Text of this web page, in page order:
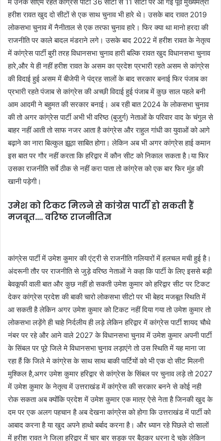
हरीश रावत खुद दो सीटों से एक साथ चुनाव भी हारे थे। उसके बाद रावत 2019
लोकसभा चुनाव में नैनीताल से एक तरफा चुनाव हारे। फिर क्या था मानो हरदा की
राजनीति पर काले बादल मंडराने लगे। उसके बाद 2022 में हरीश रावत के नेतृत्व
में कांग्रेस पार्टी बुरी तरह विधानसभा चुनाव हारी बल्कि रावत खुद विधानसभा चुनाव
हारे,और ये ही नहीं हरीश रावत के असम का प्रदेश प्रभारी रहते असम से कांग्रेस
की विदाई हुई असम में बीजेपी ने पंद्रह सालों के बाद सरकार बनाई फिर पंजाब का
प्रभारी रहते पंजाब से कांग्रेस की अच्छी विदाई हुई पंजाब में कुछ साल पहले बनी
आम आदमी ने बहुमत की सरकार बनाई। अब रही बात 2024 के लोकसभा चुनाव
की तो अगर कांग्रेस पार्टी अभी भी वरिष्ठ (बुजुर्ग) नेताओं के परिवार वाद के चंगुल से
बाहर नहीं आती तो साफ नजर आता है कांग्रेस और राहुल गांधी का युवाओं को आगे
बढ़ाने का नारा बिल्कुल झूठा साबित होगा। लेकिन अब भी अगर कांग्रेस हाई कमान
इस बात पर गौर नहीं करता कि हरिद्वार में कौन सीट को निकाल सकता है।या फिर
उसका राजनीति सर्वे ठीक से नहीं करा पाता तो कांग्रेस को एक बार फिर मुंह की
खानी पड़ेगी।
उमेश को टिकट मिलने से कांग्रेस पार्टी हो सकती हैं
मजबूत…. वरिष्ठ राजनीतिज्ञ
कांग्रेस पार्टी में उमेश कुमार की एंट्री से राजनीति गलियारों में हलचल मची हुई है।
अंदरूनी तौर पर राजनीति से जुड़े वरिष्ठ नेताओं ने कहा कि पार्टी के लिए इससे बड़ी
बेवकूफी वाली बात और कुछ नहीं हो सकती उमेश कुमार को हरिद्वार सीट पर टिकट
देकर कांग्रेस प्रदेश की बाकी चारो लोकसभा सीटो पर भी बेहद मजबूत स्थिति में
आ सकती है लेकिन अगर उमेश कुमार को टिकट नहीं दिया गया तो उमेश कुमार तो
लोकसभा लड़ेंगे ही चाहे निर्दलीय ही लड़े लेकिन हरिद्वार में कांग्रेस पार्टी शायद चौथे
नंबर पर रहे और आने वाले 2027 के विधानसभा चुनाव में उमेश कुमार अपनी पार्टी
के सिंबल पर पूरे जिले मे विधानसभा चुनाव लड़ाएंगे तो उस स्थिति में यह माना जा
रहा हैं कि जिले मे कांग्रेस के साथ साथ बाकी पार्टियों को भी एक दो सीट मिलनी
मुश्किल है,अगर उमेश कुमार हरिद्वार से कांग्रेस के सिंबल पर चुनाव लड़े तो 2027
में उमेश कुमार के नेतृत्व में उत्तराखंड में कांग्रेस की सरकार बनने से कोई नही
रोक सकता अब क्योंकि प्रदेश में उमेश कुमार एक मात्र ऐसे नेता है जिनकी खुद के
दम पर एक अलग पहचान है अब देखना कांग्रेस को होगा कि उत्तराखंड में पार्टी को
आबाद करना है या खुद अपने हाथो बर्बाद करना है। और ध्यान रहे पिछले दो सालों
में हरीश रावत ने जिला हरिद्वार में चार बार सड़क पर बैठकर धरना दे चुके लेकिन